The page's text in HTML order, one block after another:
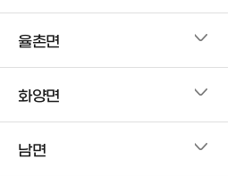
율촌면
화양면
남면